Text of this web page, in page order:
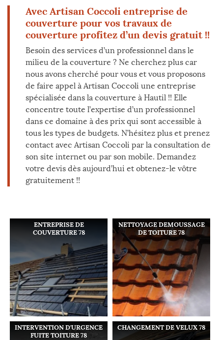
Avec Artisan Coccoli entreprise de
couverture pour vos travaux de
couverture profitez d’un devis gratuit !!
Besoin des services d’un professionnel dans le
milieu de la couverture ? Ne cherchez plus car
nous avons cherché pour vous et vous proposons
de faire appel à Artisan Coccoli une entreprise
spécialisée dans la couverture à Hautil !! Elle
concentre toute l’expertise d’un professionnel
dans ce domaine à des prix qui sont accessible à
tous les types de budgets. N’hésitez plus et prenez
contact avec Artisan Coccoli par la consultation de
son site internet ou par son mobile. Demandez
votre devis dès aujourd’hui et obtenez-le vôtre
gratuitement !!
ENTREPRISE DE
COUVERTURE 78
NETTOYAGE DEMOUSSAGE
DE TOITURE 78
INTERVENTION D'URGENCE
FUITE TOITURE 78
CHANGEMENT DE VELUX 78